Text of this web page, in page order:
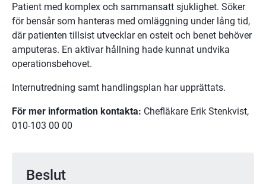
Patient med komplex och sammansatt sjuklighet. Söker
för bensår som hanteras med omläggning under lång tid,
där patienten tillsist utvecklar en osteit och benet behöver
amputeras. En aktivar hållning hade kunnat undvika
operationsbehovet.
Internutredning samt handlingsplan har upprättats.
För mer information kontakta: Chefläkare Erik Stenkvist,
010-103 00 00
Beslut